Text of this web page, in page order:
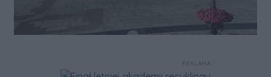
REKLAMA